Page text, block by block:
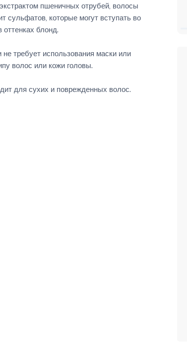
пшеничных отрубей, волосы
сульфатов, которые могут вступать во
блонд.
требует использования маски или
волос или кожи головы.
для сухих и поврежденных волос.